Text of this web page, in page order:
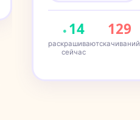
14
раскрашивают
сейчас
129
скачиваний